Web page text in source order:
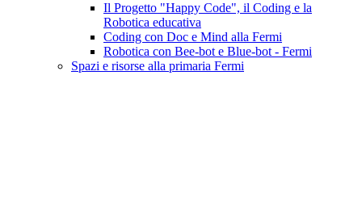
Il Progetto "Happy Code", il Coding e la
Robotica educativa
Coding con Doc e Mind alla Fermi
Robotica con Bee-bot e Blue-bot - Fermi
Spazi e risorse alla primaria Fermi